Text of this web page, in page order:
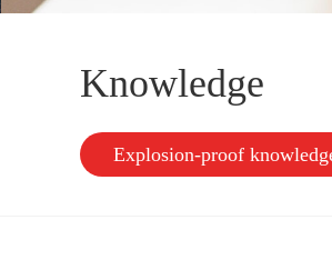
Knowledge
Explosion-proof